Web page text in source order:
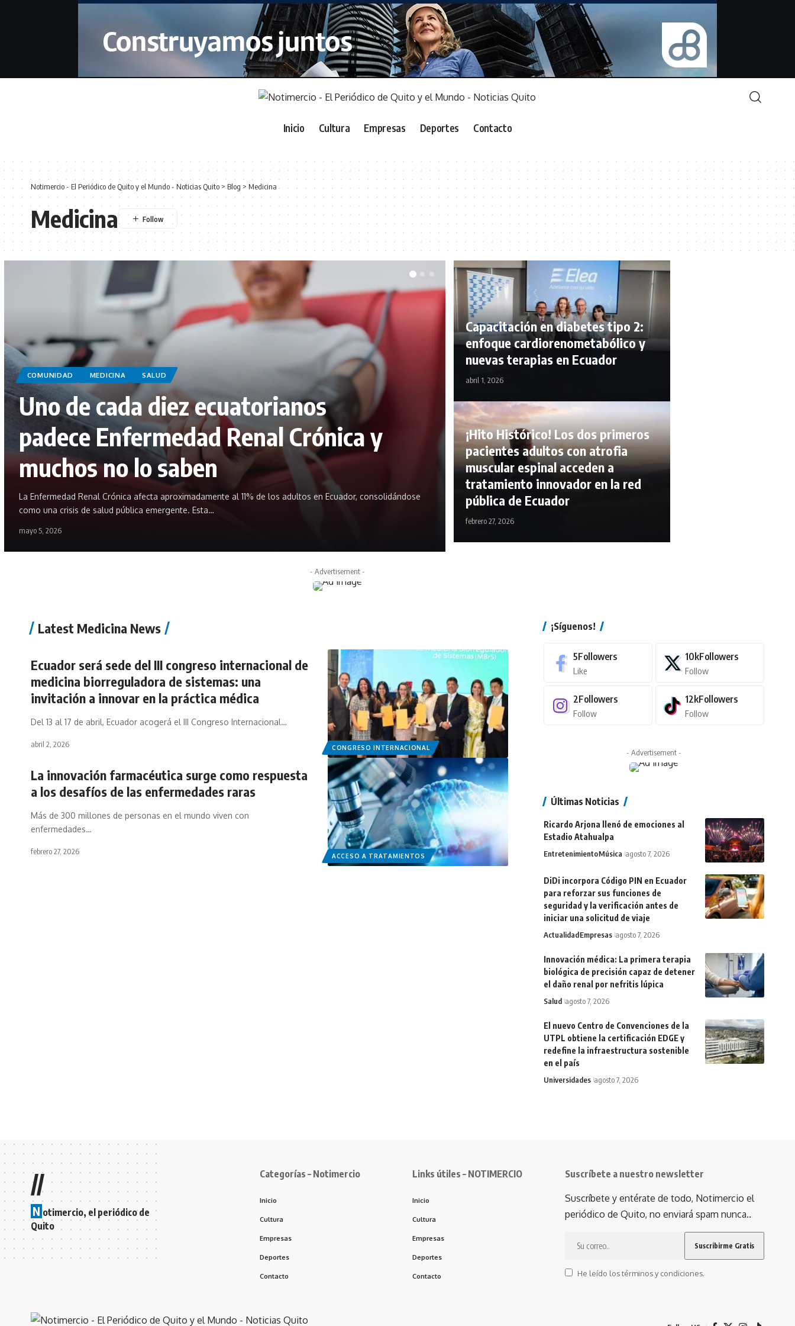
Inicio Cultura Empresas Deportes Contacto
Notimercio - El Periódico de Quito y el Mundo - Noticias Quito >Blog > Medicina
Medicina
COMUNIDAD MEDICINA SALUD
Uno de cada diez ecuatorianos
padece Enfermedad Renal Crónica y
muchos no lo saben
La Enfermedad Renal Crónica afecta aproximadamente al 11% de los adultos en Ecuador, consolidándose
como una crisis de salud pública emergente. Esta…
mayo 5, 2026
Capacitación en diabetes tipo 2:
enfoque cardiorenometabólico y
nuevas terapias en Ecuador
abril 1, 2026
¡Hito Histórico! Los dos primeros
pacientes adultos con atrofia
muscular espinal acceden a
tratamiento innovador en la red
pública de Ecuador
febrero 27, 2026
- Advertisement -
Latest Medicina News
CONGRESO INTERNACIONAL
Ecuador será sede del III congreso internacional de
medicina biorreguladora de sistemas: una
invitación a innovar en la práctica médica
Del 13 al 17 de abril, Ecuador acogerá el III Congreso Internacional…
abril 2, 2026
ACCESO A TRATAMIENTOS
La innovación farmacéutica surge como respuesta
a los desafíos de las enfermedades raras
Más de 300 millones de personas en el mundo viven con
enfermedades…
febrero 27, 2026
¡Síguenos!
5Followers
Like
10kFollowers
Follow
2Followers
Follow
12kFollowers
Follow
- Advertisement -
Últimas Noticias
Ricardo Arjona llenó de emociones al
Estadio Atahualpa
EntretenimientoMúsica agosto 7, 2026
DiDi incorpora Código PIN en Ecuador
para reforzar sus funciones de
seguridad y la verificación antes de
iniciar una solicitud de viaje
ActualidadEmpresas agosto 7, 2026
Innovación médica: La primera terapia
biológica de precisión capaz de detener
el daño renal por nefritis lúpica
Salud agosto 7, 2026
El nuevo Centro de Convenciones de la
UTPL obtiene la certificación EDGE y
redefine la infraestructura sostenible
en el país
Universidades agosto 7, 2026
//
N otimercio, el periódico de
Quito
Categorías – Notimercio
Inicio
Cultura
Empresas
Deportes
Contacto
Links útiles – NOTIMERCIO
Inicio
Cultura
Empresas
Deportes
Contacto
Suscríbete a nuestro newsletter
Suscríbete y entérate de todo, Notimercio el
periódico de Quito, no enviará spam nunca..
He leído los términos y condiciones.